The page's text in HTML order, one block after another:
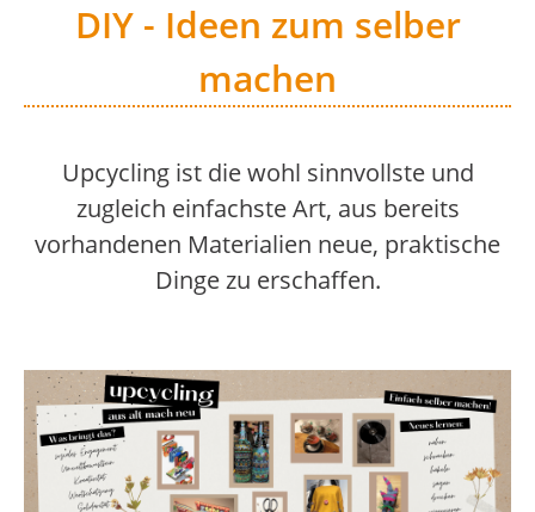
DIY - Ideen zum selber
machen
Upcycling ist die wohl sinnvollste und
zugleich einfachste Art, aus bereits
vorhandenen Materialien neue, praktische
Dinge zu erschaffen.